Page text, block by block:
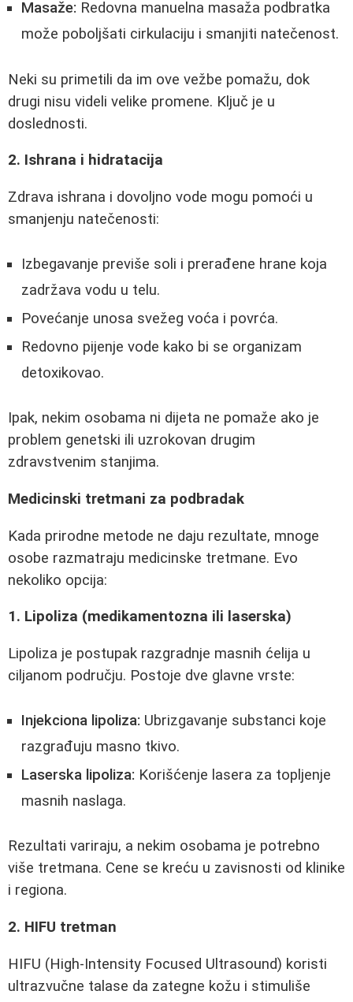
Masaže: Redovna manuelna masaža podbratka
može poboljšati cirkulaciju i smanjiti natečenost.
Neki su primetili da im ove vežbe pomažu, dok
drugi nisu videli velike promene. Ključ je u
doslednosti.
2. Ishrana i hidratacija
Zdrava ishrana i dovoljno vode mogu pomoći u
smanjenju natečenosti:
Izbegavanje previše soli i prerađene hrane koja
zadržava vodu u telu.
Povećanje unosa svežeg voća i povrća.
Redovno pijenje vode kako bi se organizam
detoxikovao.
Ipak, nekim osobama ni dijeta ne pomaže ako je
problem genetski ili uzrokovan drugim
zdravstvenim stanjima.
Medicinski tretmani za podbradak
Kada prirodne metode ne daju rezultate, mnoge
osobe razmatraju medicinske tretmane. Evo
nekoliko opcija:
1. Lipoliza (medikamentozna ili laserska)
Lipoliza je postupak razgradnje masnih ćelija u
ciljanom području. Postoje dve glavne vrste:
Injekciona lipoliza: Ubrizgavanje substanci koje
razgrađuju masno tkivo.
Laserska lipoliza: Korišćenje lasera za topljenje
masnih naslaga.
Rezultati variraju, a nekim osobama je potrebno
više tretmana. Cene se kreću u zavisnosti od klinike
i regiona.
2. HIFU tretman
HIFU (High-Intensity Focused Ultrasound) koristi
ultrazvučne talase da zategne kožu i stimuliše